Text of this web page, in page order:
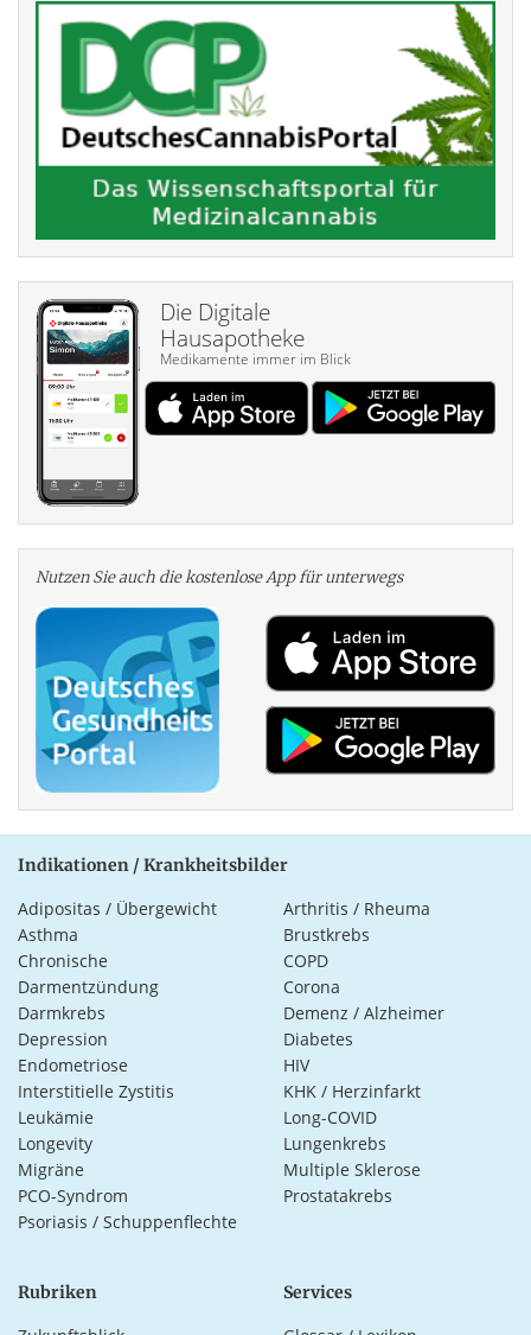
Die Digitale
Hausapotheke
Medikamente immer im Blick
Nutzen Sie auch die kosten­lose App für unterwegs
Indikationen / Krankheitsbilder
Adipositas / Übergewicht
Arthritis / Rheuma
Asthma
Brustkrebs
Chronische
Darmentzündung
COPD
Corona
Darmkrebs
Demenz / Alzheimer
Depression
Diabetes
Endometriose
HIV
Interstitielle Zystitis
KHK / Herzinfarkt
Leukämie
Long-COVID
Longevity
Lungenkrebs
Migräne
Multiple Sklerose
PCO-Syndrom
Prostatakrebs
Psoriasis / Schuppenflechte
Rubriken Services